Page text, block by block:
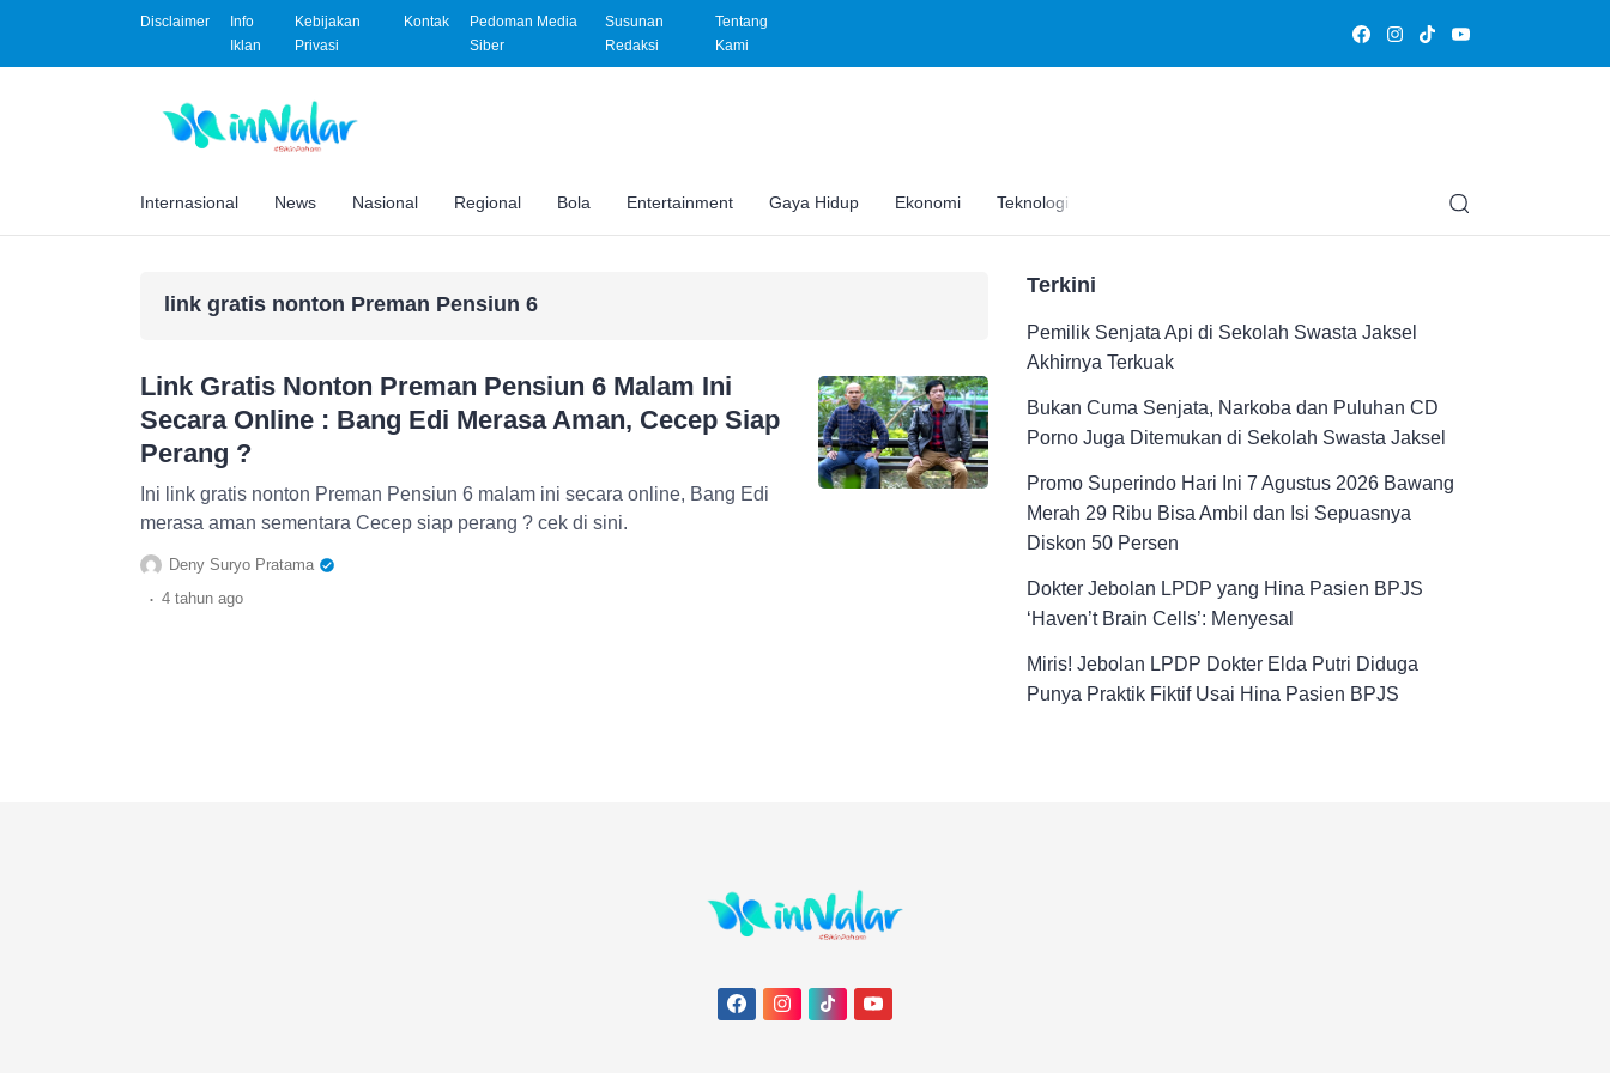
Disclaimer
Info
Iklan
Kebijakan
Privasi
Kontak
Pedoman Media
Siber
Susunan
Redaksi
Tentang
Kami
Internasional News Nasional Regional Bola Entertainment Gaya Hidup Ekonomi Teknologi Edukasi
link gratis nonton Preman Pensiun 6
Link Gratis Nonton Preman Pensiun 6 Malam Ini
Secara Online : Bang Edi Merasa Aman, Cecep Siap
Perang ?
Ini link gratis nonton Preman Pensiun 6 malam ini secara online, Bang Edi
merasa aman sementara Cecep siap perang ? cek di sini.
Deny Suryo Pratama
. 4 tahun ago
Terkini
Pemilik Senjata Api di Sekolah Swasta Jaksel
Akhirnya Terkuak
Bukan Cuma Senjata, Narkoba dan Puluhan CD
Porno Juga Ditemukan di Sekolah Swasta Jaksel
Promo Superindo Hari Ini 7 Agustus 2026 Bawang
Merah 29 Ribu Bisa Ambil dan Isi Sepuasnya
Diskon 50 Persen
Dokter Jebolan LPDP yang Hina Pasien BPJS
‘Haven’t Brain Cells’: Menyesal
Miris! Jebolan LPDP Dokter Elda Putri Diduga
Punya Praktik Fiktif Usai Hina Pasien BPJS